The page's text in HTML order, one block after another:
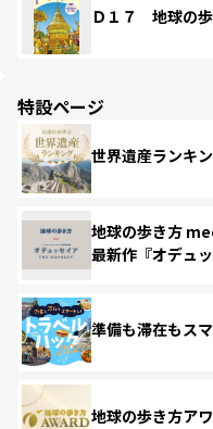
Ｄ１７ 地球の
特設ページ
世界遺産ランキ
地球の歩き方
最新作『オデュッ
準備も滞在もス
地球の歩き方ア